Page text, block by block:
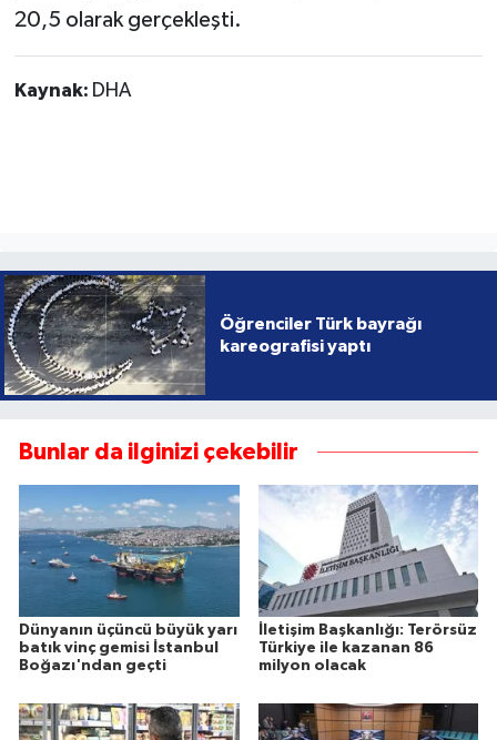
20,5 olarak gerçekleşti.
Kaynak: DHA
Öğrenciler Türk bayrağı
kareografisi yaptı
Bunlar da ilginizi çekebilir
Dünyanın üçüncü büyük yarı
batık vinç gemisi İstanbul
Boğazı'ndan geçti
İletişim Başkanlığı: Terörsüz
Türkiye ile kazanan 86
milyon olacak